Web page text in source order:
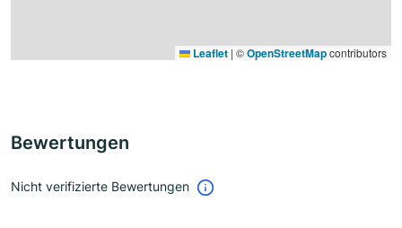
Leaflet | ©OpenStreetMapcontributors
Bewertungen
Nicht verifizierte Bewertungen